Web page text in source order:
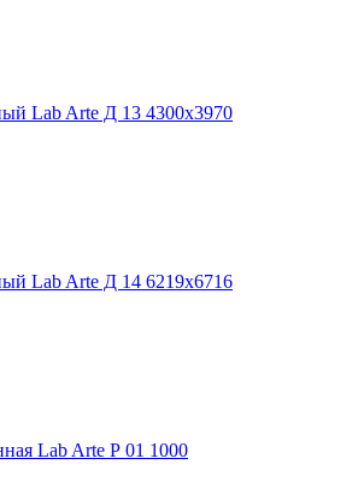
Lab Arte Д 13 4300х3970
Lab Arte Д 14 6219х6716
Lab Arte Р 01 1000